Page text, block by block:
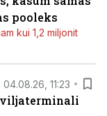
pooleks
kui 1,2 miljonit
04.08.26, 11:23
viljaterminali